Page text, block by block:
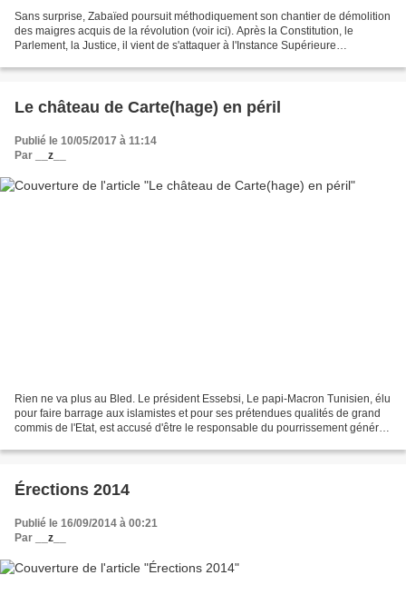
Sans surprise, Zabaïed poursuit méthodiquement son chantier de démolition
des maigres acquis de la révolution (voir ici). Après la Constitution, le
Parlement, la Justice, il vient de s'attaquer à l'Instance Supérieure
Le château de Carte(hage) en péril
Publié le 10/05/2017 à 11:14
Par
__z__
Rien ne va plus au Bled. Le président Essebsi, Le papi-Macron Tunisien, élu
pour faire barrage aux islamistes et pour ses prétendues qualités de grand
commis de l'Etat, est accusé d'être le responsable du pourrissement général
Érections 2014
Publié le 16/09/2014 à 00:21
Par
__z__